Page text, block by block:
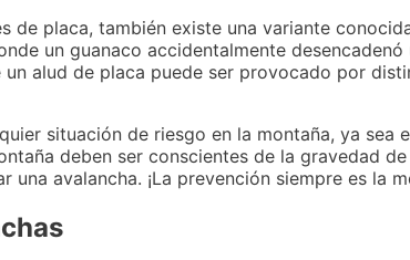
de placa, también existe una variante
un guanaco accidentalmente desencadenó
alud de placa puede ser provocado por
situación de riesgo en la montaña, ya sea
deben ser conscientes de la gravedad
avalancha. ¡La prevención siempre es la